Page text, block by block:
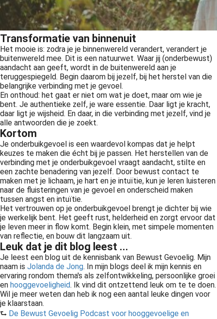
Transformatie van binnenuit
Het mooie is: zodra je je binnenwereld verandert, verandert je
buitenwereld mee. Dit is een natuurwet. Waar jij (onderbewust)
aandacht aan geeft, wordt in de buitenwereld aan je
teruggespiegeld. Begin daarom bij jezelf, bij het herstel van die
belangrijke verbinding met je gevoel.
En onthoud: het gaat er niet om wat je doet, maar om wie je
bent. Je authentieke zelf, je ware essentie. Daar ligt je kracht,
daar ligt je wijsheid. En daar, in die verbinding met jezelf, vind je
alle antwoorden die je zoekt.
Kortom
Je onderbuikgevoel is een waardevol kompas dat je helpt
keuzes te maken die écht bij je passen. Het herstellen van de
verbinding met je onderbuikgevoel vraagt aandacht, stilte en
een zachte benadering van jezelf. Door bewust contact te
maken met je lichaam, je hart en je intuïtie, kun je leren luisteren
naar de fluisteringen van je gevoel en onderscheid maken
tussen angst en intuïtie.
Het vertrouwen op je onderbuikgevoel brengt je dichter bij wie
je werkelijk bent. Het geeft rust, helderheid en zorgt ervoor dat
je leven meer in flow komt. Begin klein, met simpele momenten
van reflectie, en bouw dit langzaam uit.
Leuk dat je dit blog leest ...
Je leest een blog uit de kennisbank van Bewust Gevoelig. Mijn
naam is Jolanda de Jong. In mijn blogs deel ik mijn kennis en
ervaring rondom thema's als zelfontwikkeling, persoonlijke groei
en hooggevoeligheid. Ik vind dit ontzettend leuk om te te doen.
Wil je meer weten dan heb ik nog een aantal leuke dingen voor
je klaarstaan.
⮑ De Bewust Gevoelig Podcast voor hooggevoelige en